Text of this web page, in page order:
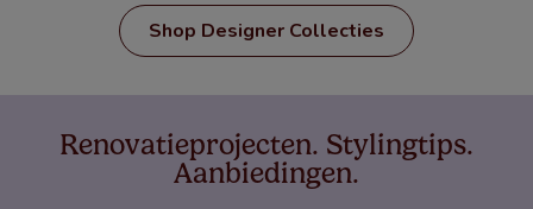
Shop Designer Collecties
Renovatieprojecten. Stylingtips.
Aanbiedingen.